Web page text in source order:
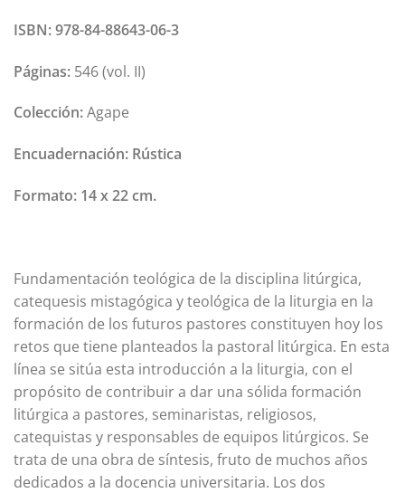
ISBN:978-84-88643-06-3
Páginas: 546 (vol. II)
Colección:Agape
Encuadernación: Rústica
Formato: 14 x 22 cm.
Fundamentación teológica de la disciplina litúrgica,
catequesis mistagógica y teológica de la liturgia en la
formación de los futuros pastores constituyen hoy los
retos que tiene planteados la pastoral litúrgica. En esta
línea se sitúa esta introducción a la liturgia, con el
propósito de contribuir a dar una sólida formación
litúrgica a pastores, seminaristas, religiosos,
catequistas y responsables de equipos litúrgicos. Se
trata de una obra de síntesis, fruto de muchos años
dedicados a la docencia universitaria. Los dos